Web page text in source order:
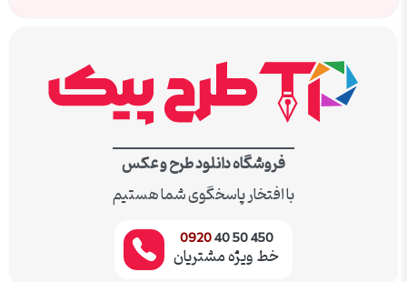
فروشگاه دانلود طرح و عکس
با افتخار پاسخگوی شما هستیم
450 50 40
0920
خط ویژه مشتریان